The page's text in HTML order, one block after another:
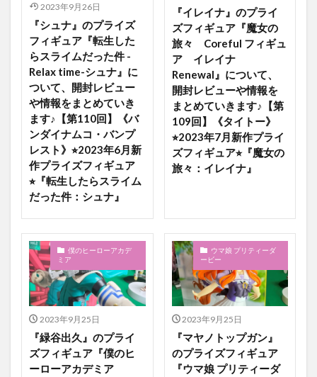
2023年9月26日
『シュナ』のプライズ
フィギュア『転生した
らスライムだった件 -
Relax time-シュナ』に
ついて、開封レビュー
や情報をまとめていき
ます♪【第110回】《バ
ンダイナムコ・バンプ
レスト》⭐︎2023年6月新
作プライズフィギュア
⭐︎『転生したらスライム
だった件：シュナ』
『イレイナ』のプライ
ズフィギュア『魔女の
旅々 Coreful フィギュ
ア イレイナ
Renewal』について、
開封レビューや情報を
まとめていきます♪【第
109回】《タイトー》
⭐︎2023年7月新作プライ
ズフィギュア⭐︎『魔女の
旅々：イレイナ』
僕のヒーローアカデ
ミア
2023年9月25日
『緑谷出久』のプライ
ズフィギュア『僕のヒ
ーローアカデミア
ウマ娘 プリティーダ
ービー
2023年9月25日
『マヤノトップガン』
のプライズフィギュア
『ウマ娘 プリティーダ